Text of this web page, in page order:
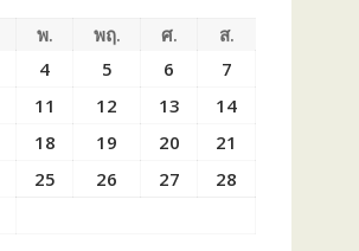
พ. พฤ. ศ.
ส.
4 5 6
7
11 12 13
14
18 19 20
21
25 26 27
28